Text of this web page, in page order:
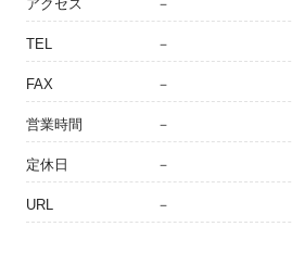
アクセス －
TEL －
FAX －
営業時間 －
定休日 －
URL －